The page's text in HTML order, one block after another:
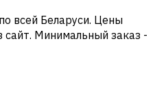
всей Беларуси. Цены
сайт. Минимальный заказ -